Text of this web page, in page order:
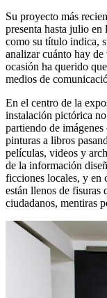
Su proyecto más
presenta hasta julio en
como su título indica,
analizar cuánto hay
ocasión ha querido
medios de
En el centro de la
instalación pictórica
partiendo de
pinturas a libros
películas, videos y
de la información
ficciones locales, y en
están llenos de fisuras
ciudadanos, mentiras